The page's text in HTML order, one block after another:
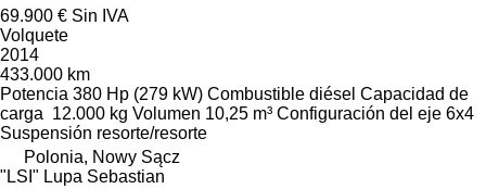
69.900 € Sin IVA
Volquete
2014
433.000 km
Potencia 380 Hp (279 kW) Combustible diésel Capacidad de
carga 12.000 kg Volumen 10,25 m³ Configuración del eje 6x4
Suspensión resorte/resorte
Polonia, Nowy Sącz
"LSI" Lupa Sebastian